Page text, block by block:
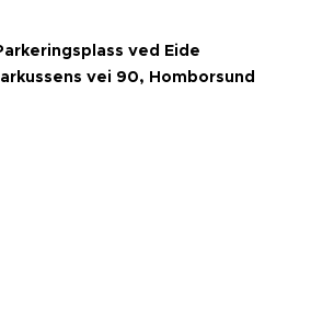
ved Eide
vei 90, Homborsund